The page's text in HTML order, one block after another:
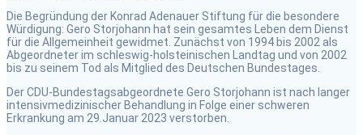
Die Begründung der Konrad Adenauer Stiftung für die besondere
Würdigung: Gero Storjohann hat sein gesamtes Leben dem Dienst
für die Allgemeinheit gewidmet. Zunächst von 1994 bis 2002 als
Abgeordneter im schleswig-holsteinischen Landtag und von 2002
bis zu seinem Tod als Mitglied des Deutschen Bundestages.
Der CDU-Bundestagsabgeordnete Gero Storjohann ist nach langer
intensivmedizinischer Behandlung in Folge einer schweren
Erkrankung am 29.Januar 2023 verstorben.